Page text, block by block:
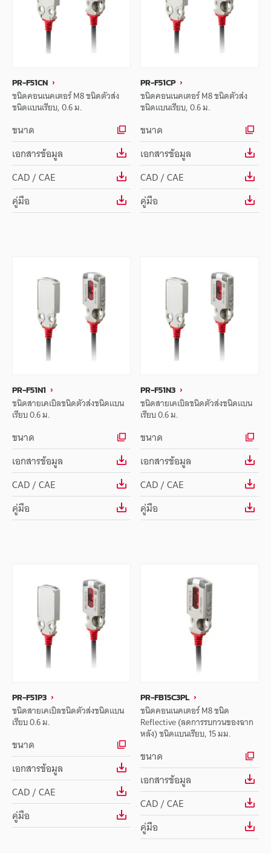
PR-F51CN
ชนิดคอนเนคเตอร์ M8 ชนิดตัวส่ง
ชนิดแบนเรียบ, 0.6 ม.
ขนาด
เอกสารข้อมูล
CAD / CAE
คู่มือ
PR-F51CP
ชนิดคอนเนคเตอร์ M8 ชนิดตัวส่ง
ชนิดแบนเรียบ, 0.6 ม.
ขนาด
เอกสารข้อมูล
CAD / CAE
คู่มือ
PR-F51N1
ชนิดสายเคเบิลชนิดตัวส่งชนิดแบน
เรียบ 0.6 ม.
ขนาด
เอกสารข้อมูล
CAD / CAE
คู่มือ
PR-F51N3
ชนิดสายเคเบิลชนิดตัวส่งชนิดแบน
เรียบ 0.6 ม.
ขนาด
เอกสารข้อมูล
CAD / CAE
คู่มือ
PR-F51P3
ชนิดสายเคเบิลชนิดตัวส่งชนิดแบน
เรียบ 0.6 ม.
ขนาด
เอกสารข้อมูล
CAD / CAE
คู่มือ
PR-FB15C3PL
ชนิดคอนเนคเตอร์ M8 ชนิด
Reflective (ลดการรบกวนของฉาก
หลัง) ชนิดแบนเรียบ, 15 มม.
ขนาด
เอกสารข้อมูล
CAD / CAE
คู่มือ